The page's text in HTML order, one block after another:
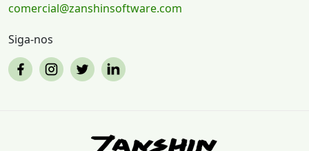
comercial@zanshinsoftware.com
Siga-nos